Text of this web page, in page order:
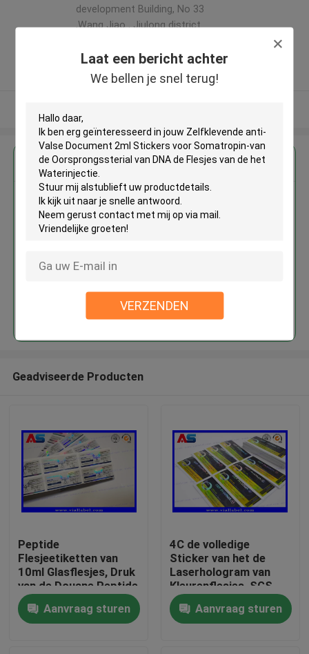
Laat een bericht achter
We bellen je snel terug!
VERZENDEN
Huis
Producten
development Building, No 33
,Wang Jiao , Jiulong district
5.0
Geverifieerde Leverancier
Krijg de beste prijs voor
Zelfklevende anti-Valse
Document 2ml Stickers voor
Somatropin-van de
Flesjes van de het Waterinjectie
Doorgaan
Geadviseerde Producten
Peptide
Flesjeetiketten van
10ml Glasflesjes, Druk
van de Douane Peptide
Sticker
Aanvraag sturen
4C de volledige
Sticker van het de
Laserhologram van
Kleurenflesjes, SGS
die Flessenetiketten
drukkenAanvraag sturen